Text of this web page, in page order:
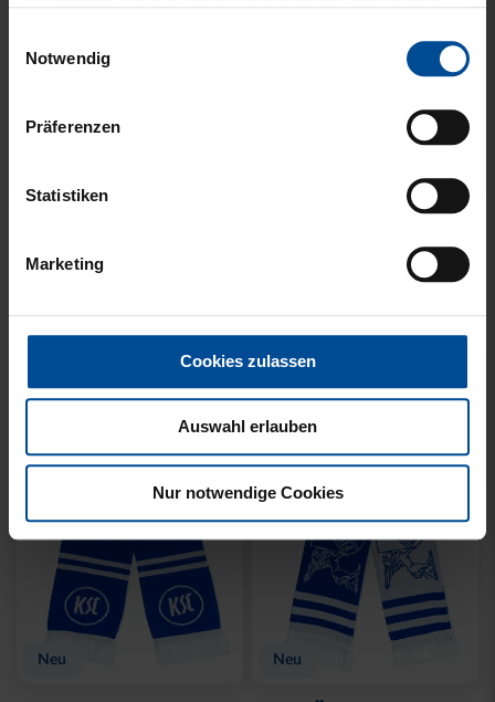
gesammelt haben.
Notwendig
Präferenzen
Statistiken
Marketing
Cookies zulassen
Auswahl erlauben
Nur notwendige Cookies
KIDS
Neu Neu